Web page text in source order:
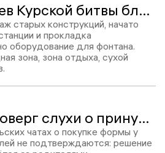
Площадь Героев Курской битвы благоустроили на 20%
старых конструкций, начато
и прокладка
оборудование для фонтана.
зона, зона отдыха, сухой
Хинштейн опроверг слухи о принудительной покупке школьной формы у определённого производителя
чатах о покупке формы у
не подтверждаются: решение